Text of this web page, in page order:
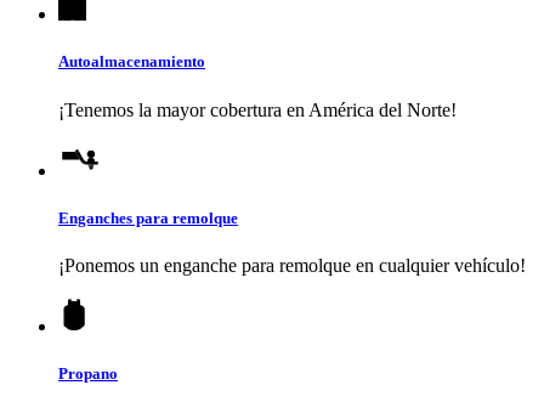
Autoalmacenamiento
¡Tenemos la mayor cobertura en América del Norte!
Enganches para remolque
¡Ponemos un enganche para remolque en cualquier vehículo!
Propano